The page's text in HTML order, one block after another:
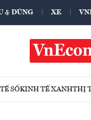
& DÙNG XE
SỐKINH TẾ XANHTHỊ